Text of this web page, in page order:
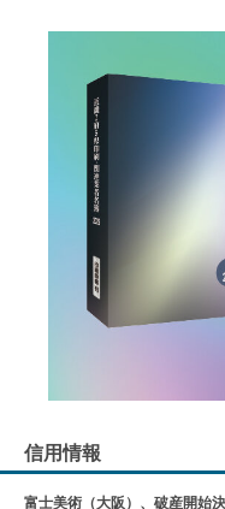
信用情報
富士美術（大阪）、破産開始